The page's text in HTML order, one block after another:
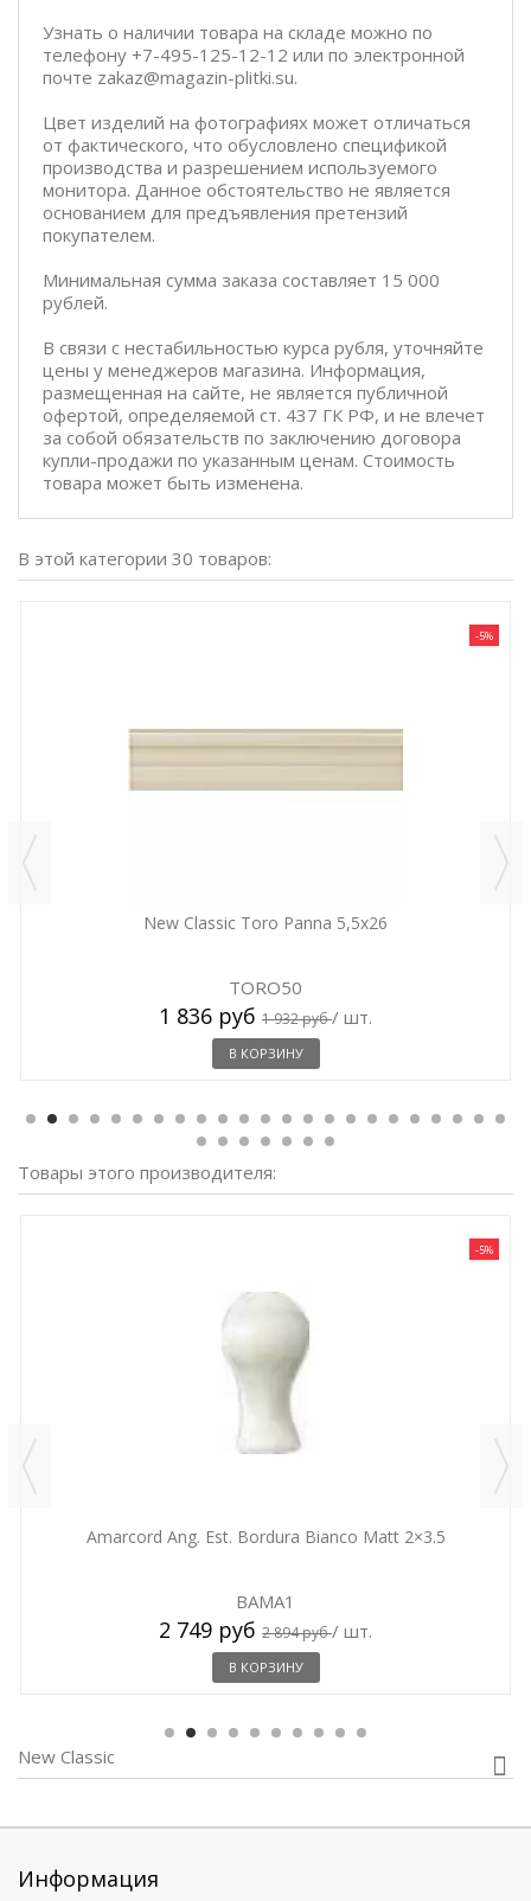
Узнать о наличии товара на складе можно по
телефону +7-495-125-12-12 или по электронной
почте zakaz@magazin-plitki.su.
Цвет изделий на фотографиях может отличаться
от фактического, что обусловлено спецификой
производства и разрешением используемого
монитора. Данное обстоятельство не является
основанием для предъявления претензий
покупателем.
Минимальная сумма заказа составляет 15 000
рублей.
В связи с нестабильностью курса рубля, уточняйте
цены у менеджеров магазина. Информация,
размещенная на сайте, не является публичной
офертой, определяемой ст. 437 ГК РФ, и не влечет
за собой обязательств по заключению договора
купли-продажи по указанным ценам. Стоимость
товара может быть изменена.
В этой категории 30 товаров:
-5%
New Classic Toro Panna 5,5x26
TORO50
1 836 руб 1 932 руб/ шт.
В КОРЗИНУ
Товары этого производителя:
-5%
Amarcord Ang. Est. Bordura Bianco Matt 2×3.5
BAMA1
2 749 руб 2 894 руб/ шт.
В КОРЗИНУ
New Classic
Информация